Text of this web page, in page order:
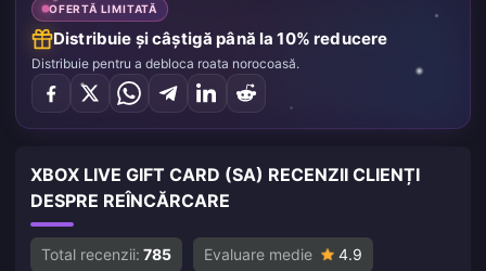
OFERTĂ LIMITATĂ
Distribuie și câștigă până la 10% reducere
Distribuie pentru a debloca roata norocoasă.
XBOX LIVE GIFT CARD (SA) RECENZII CLIENȚI
DESPRE REÎNCĂRCARE
Total recenzii: 785 Evaluare medie 4.9